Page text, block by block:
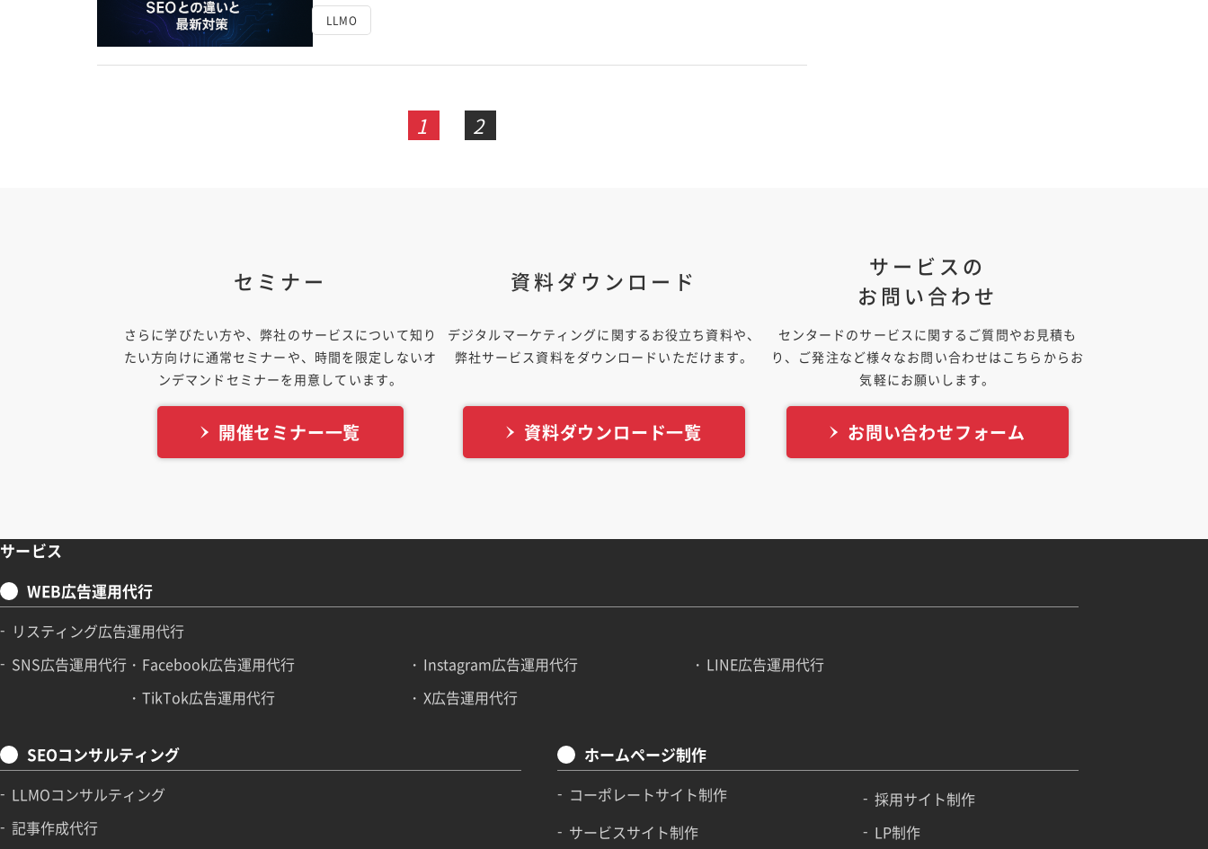
LLMO
1 2
セミナー
さらに学びたい方や、弊社のサービスについて知り
たい方向けに通常セミナーや、時間を限定しないオ
ンデマンドセミナーを用意しています。
開催セミナー一覧
資料ダウンロード
デジタルマーケティングに関するお役立ち資料や、
弊社サービス資料をダウンロードいただけます。
資料ダウンロード一覧
サービスの
お問い合わせ
センタードのサービスに関するご質問やお見積も
り、ご発注など様々なお問い合わせはこちらからお
気軽にお願いします。
お問い合わせフォーム
サービス
WEB広告運用代行
リスティング広告運用代行
SNS広告運用代行
Facebook広告運用代行 Instagram広告運用代行
LINE広告運用代行
TikTok広告運用代行
X広告運用代行
SEOコンサルティング
LLMOコンサルティング
記事作成代行
ホームページ制作
コーポレートサイト制作
採用サイト制作
サービスサイト制作
LP制作